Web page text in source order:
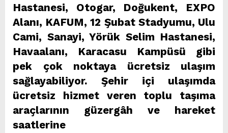
Hastanesi, Otogar, Doğukent, EXPO
Alanı, KAFUM, 12 Şubat Stadyumu, Ulu
Cami, Sanayi, Yörük Selim Hastanesi,
Havaalanı, Karacasu Kampüsü gibi
pek çok noktaya ücretsiz ulaşım
sağlayabiliyor. Şehir içi ulaşımda
ücretsiz hizmet veren toplu taşıma
araçlarının güzergâh ve hareket
saatlerine